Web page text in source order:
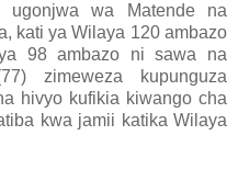
ugonjwa wa Matende na
kati ya Wilaya 120 ambazo
98 ambazo ni sawa na
zimeweza kupunguza
hivyo kufikia kiwango cha
kwa jamii katika Wilaya